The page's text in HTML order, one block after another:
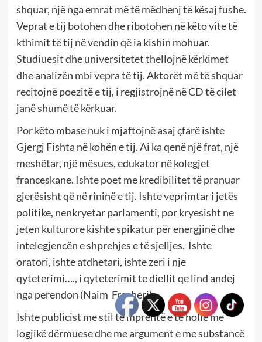
shquar, një nga emrat më të mëdhenj të kësaj fushe.
Veprat e tij botohen dhe ribotohen në këto vite të
kthimit të tij në vendin që ia kishin mohuar.
Studiuesit dhe universitetet thellojnë kërkimet
dhe analizën mbi vepra të tij. Aktorët më të shquar
recitojnë poezitë e tij, i regjistrojnë në CD të cilet
janë shumë të kërkuar.
Por këto mbase nuk i mjaftojnë asaj çfarë ishte
Gjergj Fishta në kohën e tij. Ai ka qenë një frat, një
meshëtar, një mësues, edukator në kolegjet
franceskane. Ishte poet me kredibilitet të pranuar
gjerësisht që në rininë e tij. Ishte veprimtar i jetës
politike, nenkryetar parlamenti, por kryesisht ne
jeten kulturore kishte spikatur për energjinë dhe
intelegjencën e shprehjes e të sjelljes. Ishte
oratori, ishte atdhetari, ishte zeri i nje
qyteterimi…., i qyteterimit te diellit qe lind andej
nga perendon (Naim Frasheri).
Ishte publicist me stil të mprehtë e të hollë me
logjikë dërmuese dhe me argument e me substancë